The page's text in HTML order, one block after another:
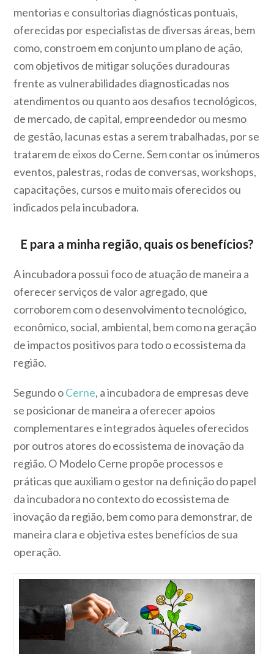
mentorias e consultorias diagnósticas pontuais,
oferecidas por especialistas de diversas áreas, bem
como, constroem em conjunto um plano de ação,
com objetivos de mitigar soluções duradouras
frente as vulnerabilidades diagnosticadas nos
atendimentos ou quanto aos desafios tecnológicos,
de mercado, de capital, empreendedor ou mesmo
de gestão, lacunas estas a serem trabalhadas, por se
tratarem de eixos do Cerne. Sem contar os inúmeros
eventos, palestras, rodas de conversas, workshops,
capacitações, cursos e muito mais oferecidos ou
indicados pela incubadora.
E para a minha região, quais os benefícios?
A incubadora possui foco de atuação de maneira a
oferecer serviços de valor agregado, que
corroborem com o desenvolvimento tecnológico,
econômico, social, ambiental, bem como na geração
de impactos positivos para todo o ecossistema da
região.
Segundo oCerne, a incubadora de empresas deve
se posicionar de maneira a oferecer apoios
complementares e integrados àqueles oferecidos
por outros atores do ecossistema de inovação da
região. O Modelo Cerne propõe processos e
práticas que auxiliam o gestor na definição do papel
da incubadora no contexto do ecossistema de
inovação da região, bem como para demonstrar, de
maneira clara e objetiva estes benefícios de sua
operação.